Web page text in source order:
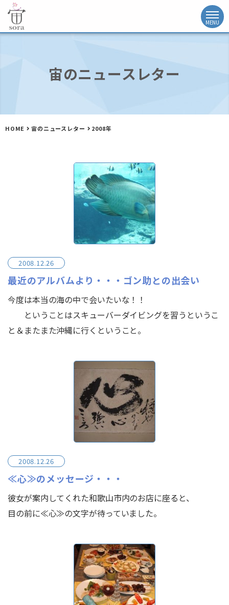
宙のニュースレター
HOME 宙のニュースレター 2008年
2008.12.26
最近のアルバムより・・・ゴン助との出会い
今度は本当の海の中で会いたいな！！
ということはスキューバーダイビングを習うというこ
と＆またまた沖縄に行くということ。
2008.12.26
≪心≫のメッセージ・・・
彼女が案内してくれた和歌山市内のお店に座ると、
目の前に≪心≫の文字が待っていました。